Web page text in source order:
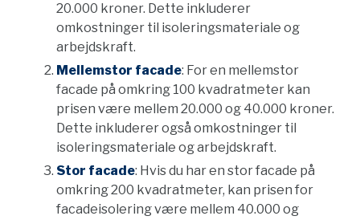
20.000 kroner. Dette inkluderer
omkostninger til isoleringsmateriale og
arbejdskraft.
Mellemstor facade: For en mellemstor
facade på omkring 100 kvadratmeter kan
prisen være mellem 20.000 og 40.000 kroner.
Dette inkluderer også omkostninger til
isoleringsmateriale og arbejdskraft.
Stor facade: Hvis du har en stor facade på
omkring 200 kvadratmeter, kan prisen for
facadeisolering være mellem 40.000 og